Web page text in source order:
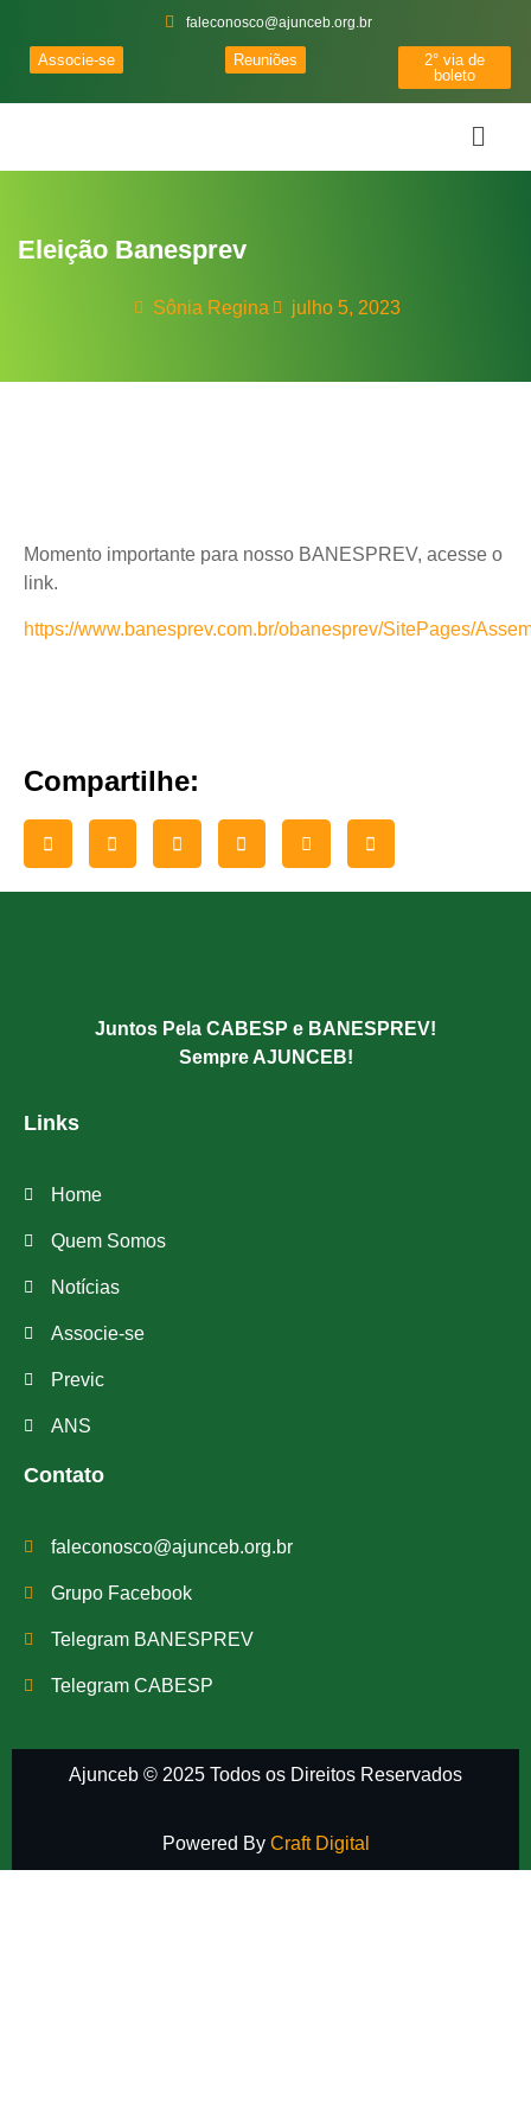
faleconosco@ajunceb.org.br
Associe-se Reuniões
2° via de
boleto
Eleição Banesprev
Sônia Regina julho 5, 2023
Momento importante para nosso BANESPREV, acesse o
link.
https://www.banesprev.com.br/obanesprev/SitePages/
Compartilhe:
Juntos Pela CABESP e BANESPREV!
Sempre AJUNCEB!
Links
Home
Quem Somos
Notícias
Associe-se
Previc
ANS
Contato
faleconosco@ajunceb.org.br
Grupo Facebook
Telegram BANESPREV
Telegram CABESP
Ajunceb © 2025 Todos os Direitos Reservados
Powered By Craft Digital